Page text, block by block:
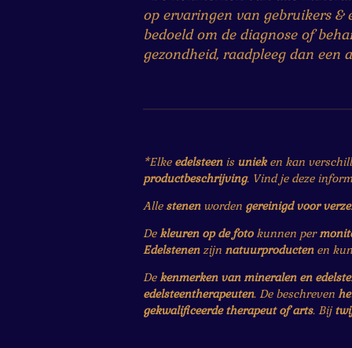
op ervaringen van gebruikers &
bedoeld om de diagnose of
gezondheid, raadpleeg dan een
*Elke edelsteenis unieken kan
productbeschrijving. Vind je deze
Alle stenenworden gereinigd voor
Dekleuren op de fotokunnen per
Edelstenenzijn natuurproductenen
Dekenmerken van mineralen en
edelsteentherapeuten. De beschreven
gekwalificeerde therapeut of arts. Bij